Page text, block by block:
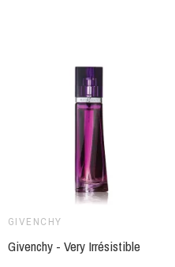
GIVENCHY
Givenchy - Very Irrésistible